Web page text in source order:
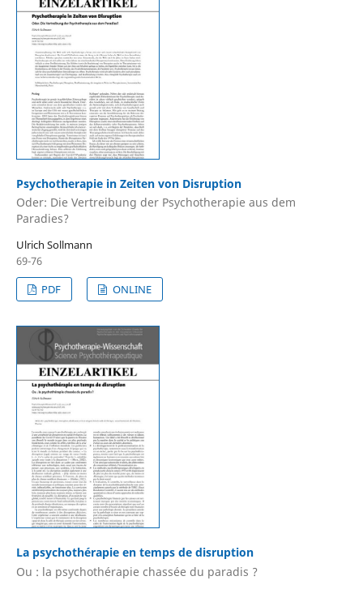
Psychotherapie in Zeiten von Disruption
Oder: Die Vertreibung der Psychotherapie aus dem
Paradies?
Ulrich Sollmann
69-76
PDF
ONLINE
La psychothérapie en temps de disruption
Ou : la psychothérapie chassée du paradis ?